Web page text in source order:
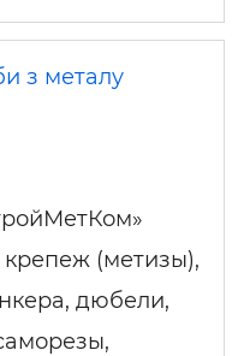
з металу
крепеж (метизы),
дюбели,